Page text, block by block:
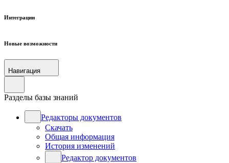
Интеграции
Новые возможности
Навигация
Разделы базы знаний
Редакторы документов
Скачать
Общая информация
История изменений
Редактор документов